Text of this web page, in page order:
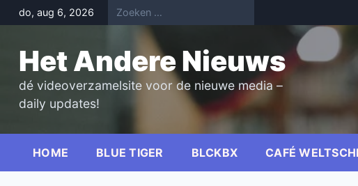
Skip
to
do, aug 6, 2026
Het Andere Nieuws
dé videoverzamelsite voor de nieuwe media –
daily updates!
HOME BLUE TIGER BLCKBX CAFÉ